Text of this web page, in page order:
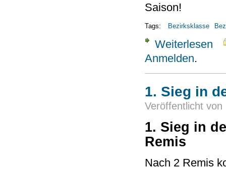
Saison!
Tags: Bezirksklasse
Weiterlesen
Anmelden.
1. Sieg in
Veröffentlicht von
1. Sieg in
Remis
Nach 2 Remis